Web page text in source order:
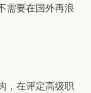
需要在国外再浪
在评定高级职